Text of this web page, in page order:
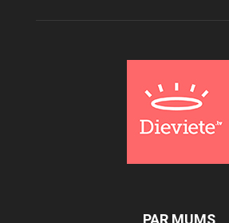
PAR MUMS